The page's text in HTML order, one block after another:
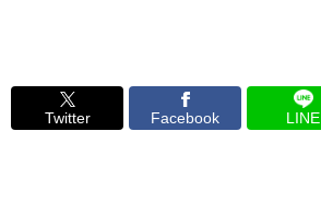
Twitter Facebook LINE